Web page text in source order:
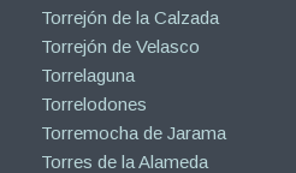
Torrejón de la Calzada
Torrejón de Velasco
Torrelaguna
Torrelodones
Torremocha de Jarama
Torres de la Alameda